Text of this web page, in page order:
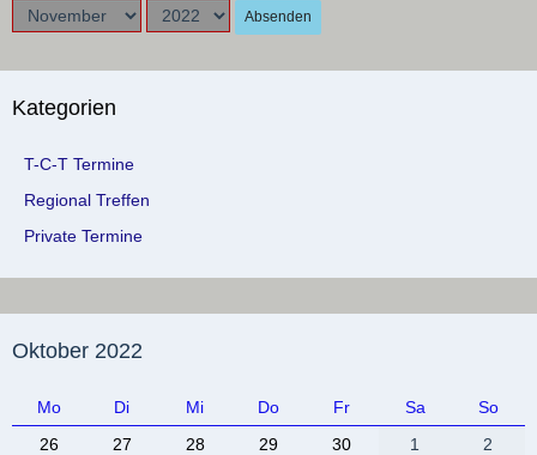
Absenden
Kategorien
T-C-T Termine
Regional Treffen
Private Termine
Oktober 2022
Mo Di Mi Do Fr Sa
So
26
27 28 29 30 1
2